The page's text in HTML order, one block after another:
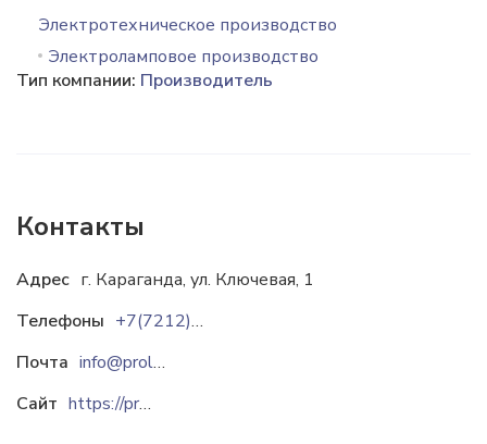
Электротехническое производство
Электроламповое производство
Тип компании: Производитель
Контакты
Адрес г. Караганда, ул. Ключевая, 1
Телефоны
+7(7212) 21-41-99
Почта
info@proled.kz
Сайт
https://proled.kz